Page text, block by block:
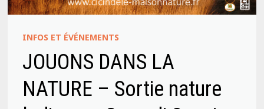
INFOS ET ÉVÉNEMENTS
JOUONS DANS LA
NATURE – Sortie nature